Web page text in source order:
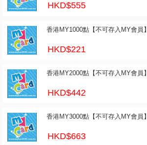
HKD$555
香港MY1000點【不可存入MY會員】
HKD$221
香港MY2000點【不可存入MY會員】
HKD$442
香港MY3000點【不可存入MY會員】
HKD$663